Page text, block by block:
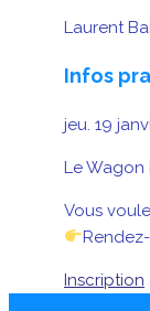
Laurent
Infos
jeu. 19
Le Wagon
Vous
Inscription